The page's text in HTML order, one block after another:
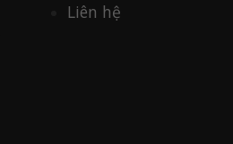
Liên hệ